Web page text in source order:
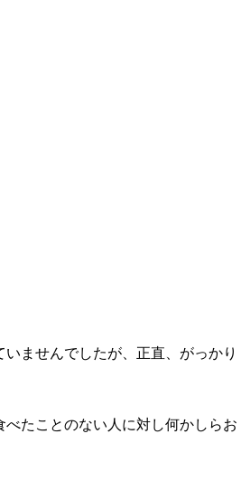
ませんでしたが、正直、がっかり
たことのない人に対し何かしらお